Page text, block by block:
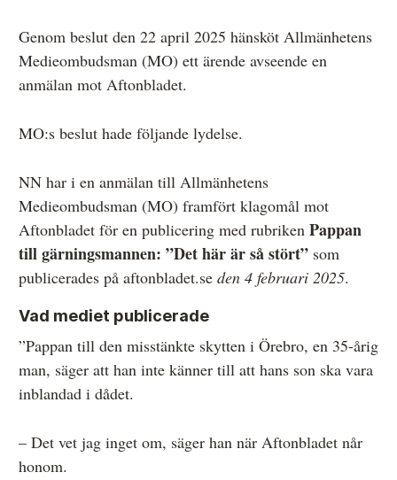
Skillnaden mellan Granskningsnämnden och MO
Våra huvudmän
Ledamöter i Mediernas Etiknämnd
Stadgar för Mediernas Etiknämnd
Pressbilder
Genom beslut den 22 april 2025 hänsköt Allmänhetens
Medieombudsman (MO) ett ärende avseende en
anmälan mot Aftonbladet.
MO:s beslut hade följande lydelse.
NN har i en anmälan till Allmänhetens
Medieombudsman (MO) framfört klagomål mot
Aftonbladet för en publicering med rubriken Pappan
till gärningsmannen: ”Det här är så stört” som
publicerades på aftonbladet.se den 4 februari 2025.
Vad mediet publicerade
”Pappan till den misstänkte skytten i Örebro, en 35-årig
man, säger att han inte känner till att hans son ska vara
inblandad i dådet.
– Det vet jag inget om, säger han när Aftonbladet når
honom.